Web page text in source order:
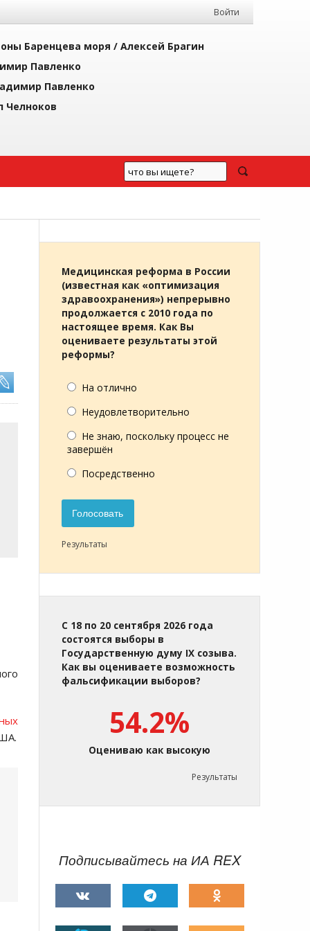
Войти
Баренцева моря / Алексей Брагин
Павленко
Павленко
Челноков
Медицинская реформа в России
(известная как «оптимизация
здравоохранения») непрерывно
продолжается с 2010 года по
настоящее время. Как Вы
оцениваете результаты этой
реформы?
На отлично
Неудовлетворительно
Не знаю, поскольку процесс не
завершён
Посредственно
Голосовать
Результаты
С 18 по 20 сентября 2026 года
состоятся выборы в
Государственную думу IX созыва.
Как вы оцениваете возможность
фальсификации выборов?
54.2%
Оцениваю как высокую
Результаты
Подписывайтесь на ИА REX